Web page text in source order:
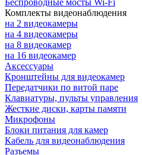
Беспроводные мосты Wi-Fi
Комплекты видеонаблюдения
на 2 видеокамеры
на 4 видеокамеры
на 8 видеокамер
на 16 видеокамер
Аксессуары
Кронштейны для видеокамер
Передатчики по витой паре
Клавиатуры, пульты управления
Жесткие диски, карты памяти
Микрофоны
Блоки питания для камер
Кабель для видеонаблюдения
Разъемы